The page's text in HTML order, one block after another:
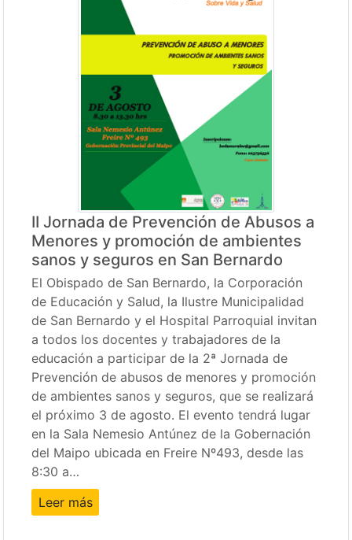
II Jornada de Prevención de Abusos a
Menores y promoción de ambientes
sanos y seguros en San Bernardo
El Obispado de San Bernardo, la Corporación
de Educación y Salud, la Ilustre Municipalidad
de San Bernardo y el Hospital Parroquial invitan
a todos los docentes y trabajadores de la
educación a participar de la 2ª Jornada de
Prevención de abusos de menores y promoción
de ambientes sanos y seguros, que se realizará
el próximo 3 de agosto. El evento tendrá lugar
en la Sala Nemesio Antúnez de la Gobernación
del Maipo ubicada en Freire Nº493, desde las
8:30 a…
Leer más